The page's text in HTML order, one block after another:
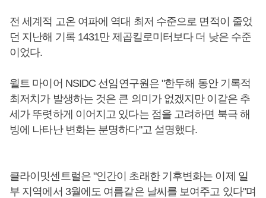
전 세계적 고온 여파에 역대 최저 수준으로 면적이 줄었
던 지난해 기록 1431만 제곱킬로미터보다 더 낮은 수준
이었다.
윌트 마이어 NSIDC 선임연구원은 "한두해 동안 기록적
최저치가 발생하는 것은 큰 의미가 없겠지만 이같은 추
세가 뚜렷하게 이어지고 있다는 점을 고려하면 북극 해
빙에 나타난 변화는 분명하다"고 설명했다.
클라이밋센트럴은 "인간이 초래한 기후변화는 이제 일
부 지역에서 3월에도 여름같은 날씨를 보여주고 있다"며